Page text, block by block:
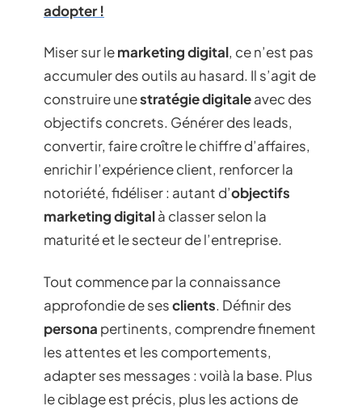
adopter !
Miser sur lemarketing digital, ce n’est pas
accumuler des outils au hasard. Il s’agit de
construire unestratégie digitaleavec des
objectifs concrets. Générer des leads,
convertir, faire croître le chiffre d’affaires,
enrichir l’expérience client, renforcer la
notoriété, fidéliser : autant d’objectifs
marketing digitalà classer selon la
maturité et le secteur de l’entreprise.
Tout commence par la connaissance
approfondie de sesclients. Définir des
persona pertinents, comprendre finement
les attentes et les comportements,
adapter ses messages : voilà la base. Plus
le ciblage est précis, plus les actions de